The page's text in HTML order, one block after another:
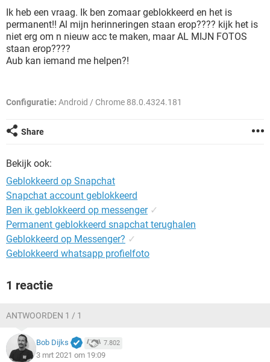
GRATIS SNAPCHAT
TIKTOK
NETFLIX CORONAVIRUS
GRATIS
TIKTOK
Ik heb een vraag. Ik ben zomaar geblokkeerd en het is
permanent!! Al mijn herinneringen staan erop???? kijk het is
niet erg om n nieuw acc te maken, maar AL MIJN FOTOS
staan erop????
Aub kan iemand me helpen?!
Configuratie: Android / Chrome 88.0.4324.181
Share
Bekijk ook:
Geblokkeerd op Snapchat
Snapchat account geblokkeerd
Ben ik geblokkeerd op messenger ✓
Permanent geblokkeerd snapchat terughalen
Geblokkeerd op Messenger? ✓
Geblokkeerd whatsapp profielfoto
1 reactie
ANTWOORDEN 1 / 1
Bob Dijks 7.802
3 mrt 2021 om 19:09